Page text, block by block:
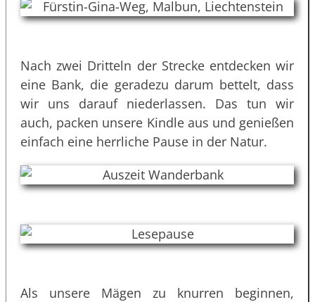
Nach zwei Dritteln der Strecke entdecken wir
eine Bank, die geradezu darum bettelt, dass
wir uns darauf niederlassen. Das tun wir
auch, packen unsere Kindle aus und genießen
einfach eine herrliche Pause in der Natur.
Als unsere Mägen zu knurren beginnen,